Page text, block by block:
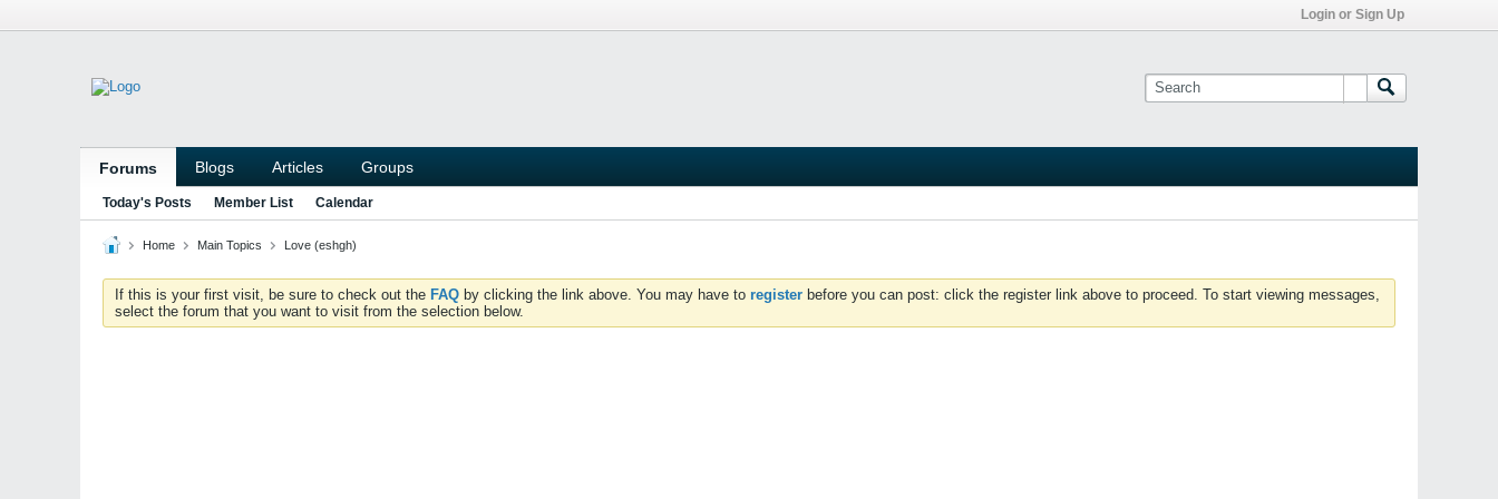
Login or Sign Up
Forums Blogs Articles Groups
Today's Posts Member List Calendar
Home Main Topics Love (eshgh)
If this is your first visit, be sure to check out the FAQ by clicking the link above. You may have to register before you can post: click the register link above to proceed. To start viewing messages,
select the forum that you want to visit from the selection below.